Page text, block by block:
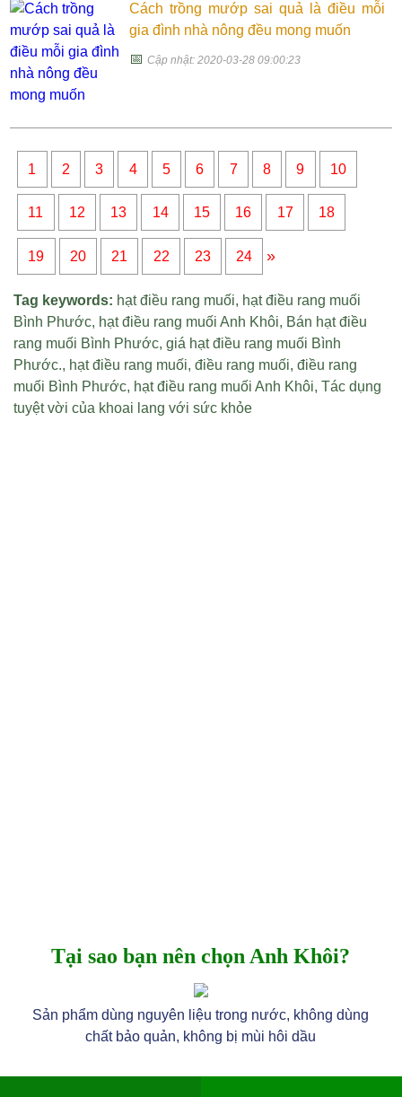
Cách trồng mướp sai quả là điều mỗi
gia đình nhà nông đều mong muốn
📅Cập nhật: 2020-03-28 09:00:23
1 2 3 4 5 6 7 8 9 10
11 12 13 14 15 16 17 18
19 20 21 22 23 24 »
Tag keywords: hạt điều rang muối, hạt điều rang muối
Bình Phước, hạt điều rang muối Anh Khôi, Bán hạt điều
rang muối Bình Phước,giá hạt điều rang muối Bình
Phước., hạt điều rang muối,điều rang muối,điều rang
muối Bình Phước, hạt điều rang muối Anh Khôi,Tác dụng
tuyệt vời của khoai lang với sức khỏe
Tại sao bạn nên chọn Anh Khôi?
Sản phẩm dùng nguyên liệu trong nước, không dùng
chất bảo quản, không bị mùi hôi dầu